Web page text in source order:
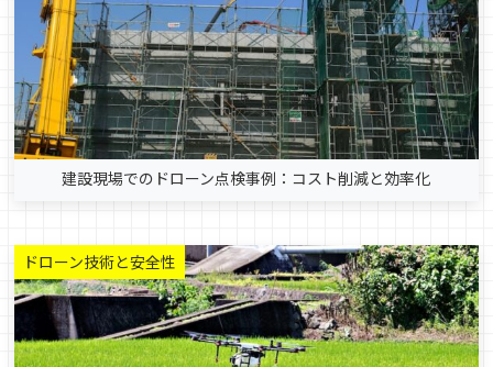
建設現場でのドローン点検事例：コスト削減と効率化
ドローン技術と安全性